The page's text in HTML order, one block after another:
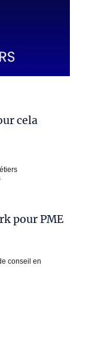
cela
pour PME
conseil en